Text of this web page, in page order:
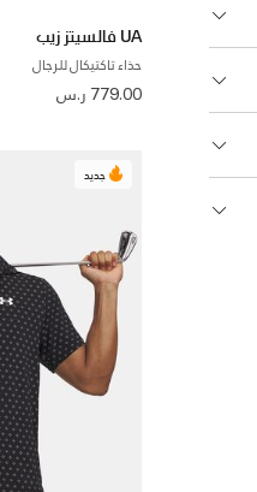
UA فالسيتز زيب
حذاء تاكتيكال للرجال
779.00 ر.س
جديد